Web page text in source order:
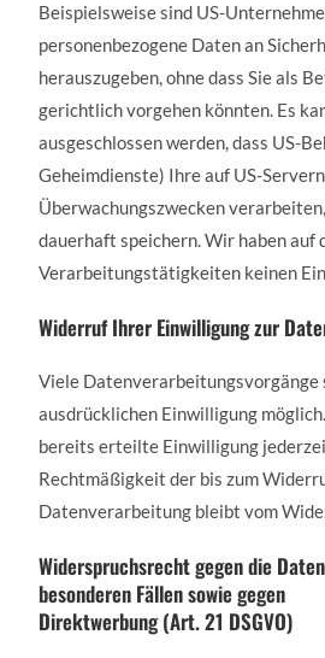
Beispielsweise sind US-
personenbezogene Daten an
herauszugeben, ohne dass Sie als
gerichtlich vorgehen könnten. Es
ausgeschlossen werden, dass US-
Geheimdienste) Ihre auf US-
Überwachungszwecken
dauerhaft speichern. Wir haben auf
Verarbeitungstätigkeiten keinen
Widerruf Ihrer Einwilligung zur
Viele Datenverarbeitungsvorgänge
ausdrücklichen Einwilligung
bereits erteilte Einwilligung
Rechtmäßigkeit der bis zum
Datenverarbeitung bleibt vom
Widerspruchsrecht gegen die
besonderen Fällen sowie gegen
Direktwerbung (Art. 21 DSGVO)